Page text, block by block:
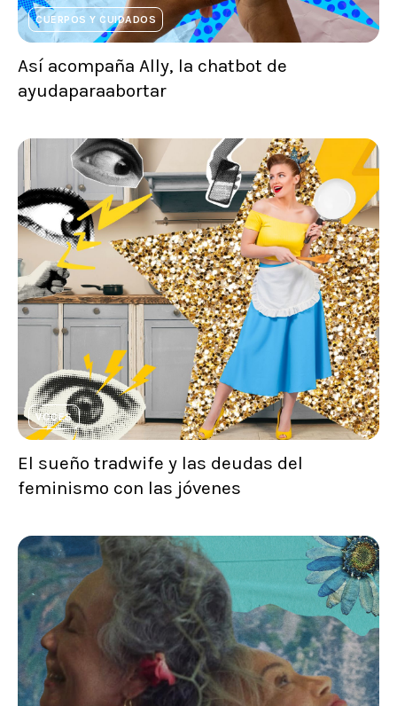
CUERPOS Y CUIDADOS
Así acompaña Ally, la chatbot de
ayudaparaabortar
VOCES
El sueño tradwife y las deudas del
feminismo con las jóvenes